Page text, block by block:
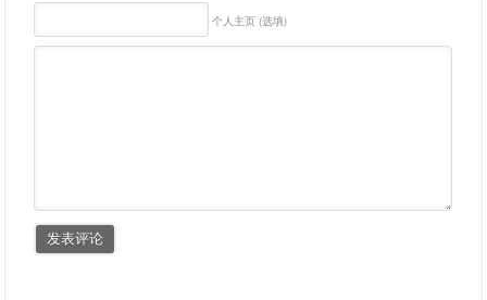
个人主页 (选填)